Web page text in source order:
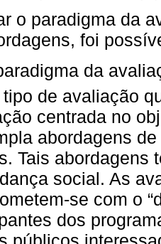
o paradigma da
foi
da
de avaliação
centrada no
abordagens
Tais abordagens
social. As
se com o
dos